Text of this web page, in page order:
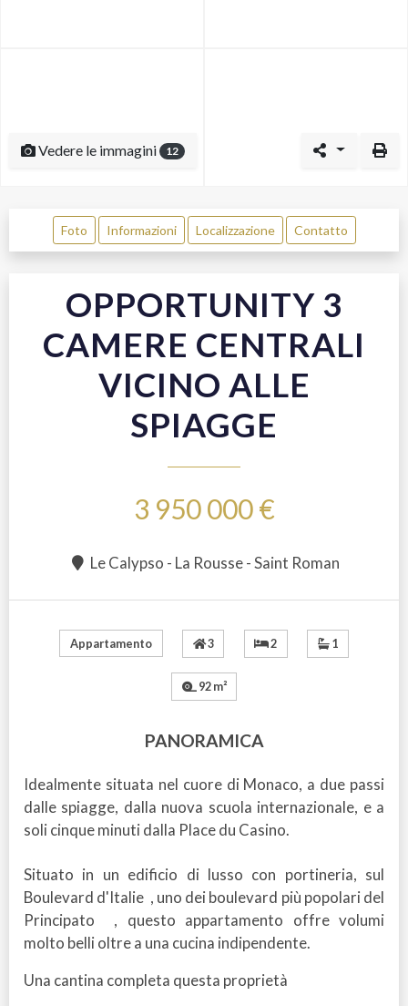
Vedere le immagini 12
Foto Informazioni Localizzazione Contatto
OPPORTUNITY 3
CAMERE CENTRALI
VICINO ALLE
SPIAGGE
3 950 000 €
Le Calypso - La Rousse - Saint Roman
Appartamento 3 2 1
92 m²
PANORAMICA
Idealmente situata nel cuore di Monaco, a due passi
dalle spiagge, dalla nuova scuola internazionale, e a
soli cinque minuti dalla Place du Casino.
Situato in un edificio di lusso con portineria, sul
Boulevard d'Italie , uno dei boulevard più popolari del
Principato , questo appartamento offre volumi
molto belli oltre a una cucina indipendente.
Una cantina completa questa proprietà